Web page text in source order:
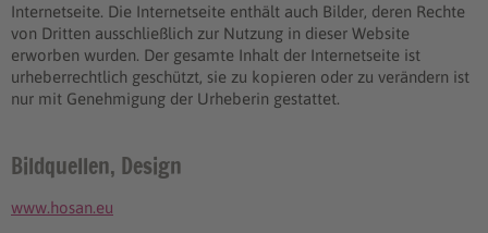
Internetseite. Die Internetseite enthält auch Bilder, deren Rechte
von Dritten ausschließlich zur Nutzung in dieser Website
erworben wurden. Der gesamte Inhalt der Internetseite ist
urheberrechtlich geschützt, sie zu kopieren oder zu verändern ist
nur mit Genehmigung der Urheberin gestattet.
Bildquellen, Design
www.hosan.eu